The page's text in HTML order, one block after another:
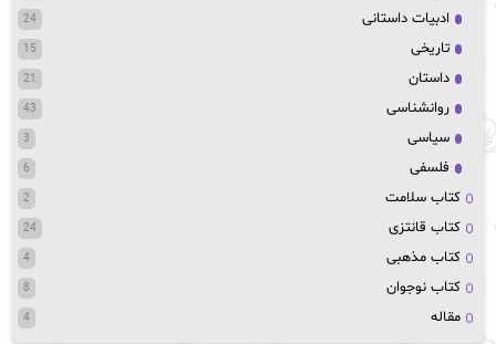
ادبیات داستانی 24
تاریخی 15
داستان 21
روانشناسی 43
سیاسی 3
فلسفی 6
کتاب سلامت 2
کتاب قانتزی 24
کتاب مذهبی 4
کتاب نوجوان 8
مقاله 4